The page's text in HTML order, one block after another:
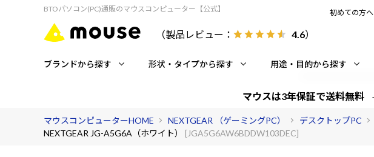
BTOパソコン(PC)通販のマウスコンピューター【公式】
（製品レビュー： 4.6）
初めての方へ
ブランドから探す 形状・タイプから探す 用途・目的から探す
マウスは3年保証で送料無料
マウスコンピューターHOME NEXTGEAR （ゲーミングPC） デスクトップPC
NEXTGEAR JG-A5G6A（ホワイト）
[JGA5G6AW6BDDW103DEC]